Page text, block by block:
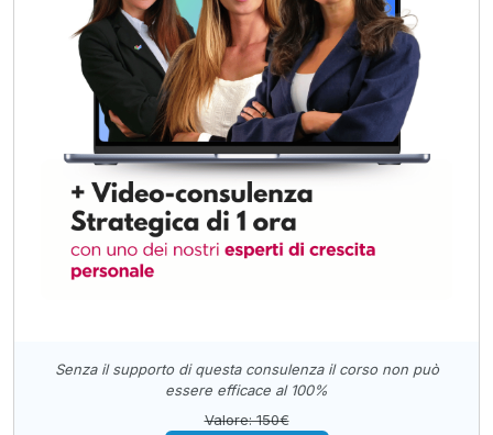
Senza il supporto di questa consulenza il corso non può
essere efficace al 100%
Valore: 150€